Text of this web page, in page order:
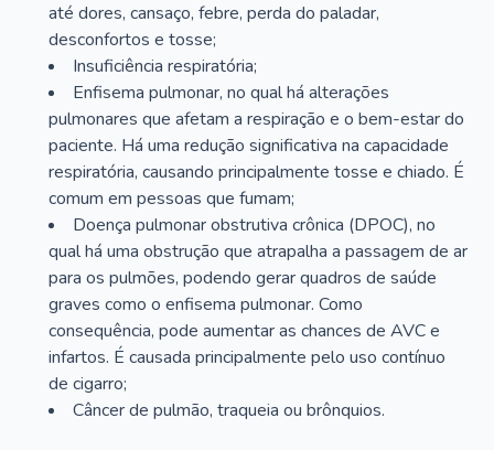
até dores, cansaço, febre, perda do paladar,
desconfortos e tosse;
Insuficiência respiratória;
Enfisema pulmonar, no qual há alterações
pulmonares que afetam a respiração e o bem-estar do
paciente. Há uma redução significativa na capacidade
respiratória, causando principalmente tosse e chiado. É
comum em pessoas que fumam;
Doença pulmonar obstrutiva crônica (DPOC), no
qual há uma obstrução que atrapalha a passagem de ar
para os pulmões, podendo gerar quadros de saúde
graves como o enfisema pulmonar. Como
consequência, pode aumentar as chances de AVC e
infartos. É causada principalmente pelo uso contínuo
de cigarro;
Câncer de pulmão, traqueia ou brônquios.